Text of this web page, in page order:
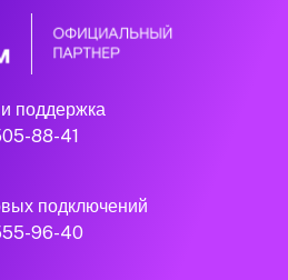
поддержка
88-41
подключений
96-40
интернет и